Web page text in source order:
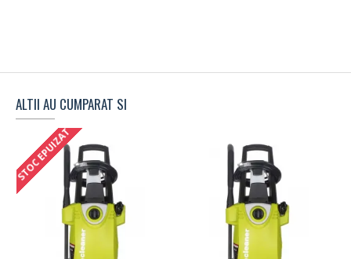
ALTII AU CUMPARAT SI
STOC EPUIZAT